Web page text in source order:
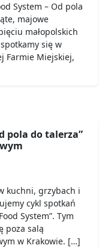
System – Od pola
majowe
małopolskich
się w
Farmie Miejskiej,
pola do talerza”
kuchni, grzybach i
cykl spotkań
System”. Tym
poza salą
w Krakowie. […]